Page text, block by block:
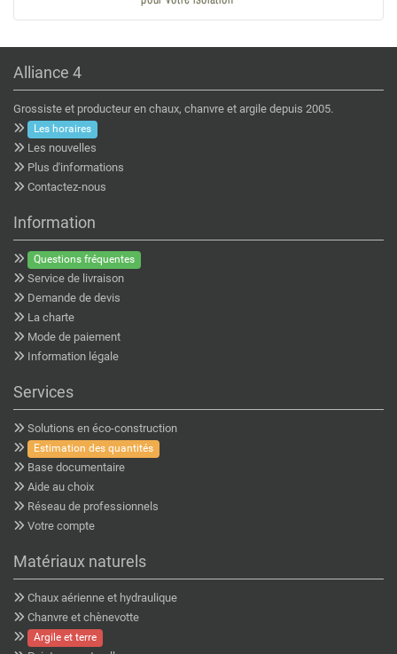
Alliance 4
Grossiste et producteur en chaux, chanvre et argile depuis 2005.
Les horaires
Les nouvelles
Plus d'informations
Contactez-nous
Information
Questions fréquentes
Service de livraison
Demande de devis
La charte
Mode de paiement
Information légale
Services
Solutions en éco-construction
Estimation des quantités
Base documentaire
Aide au choix
Réseau de professionnels
Votre compte
Matériaux naturels
Chaux aérienne et hydraulique
Chanvre et chènevotte
Argile et terre